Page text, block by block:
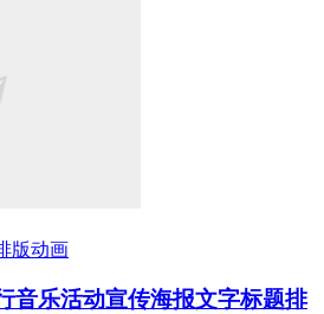
版动画
音乐活动宣传海报文字标题排